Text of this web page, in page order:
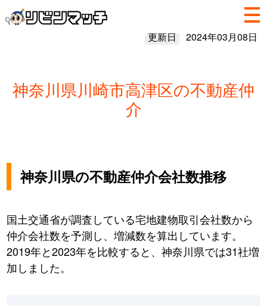
更新日 2024年03月08日
神奈川県川崎市高津区の不動産仲
介
神奈川県の不動産仲介会社数推移
国土交通省が調査している宅地建物取引会社数から
仲介会社数を予測し、増減数を算出しています。
2019年と2023年を比較すると、神奈川県では31社増
加しました。